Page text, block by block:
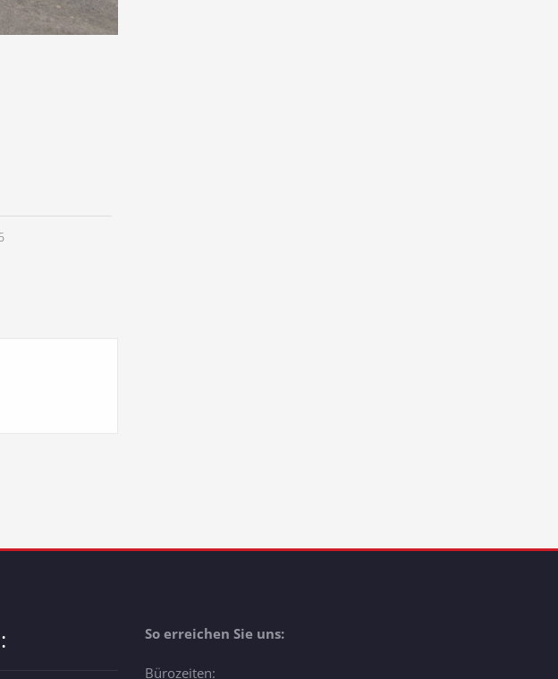
So erreichen Sie uns:
Bürozeiten: